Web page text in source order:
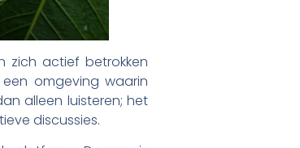
zich actief betrokken
omgeving waarin
alleen luisteren; het
discussies.